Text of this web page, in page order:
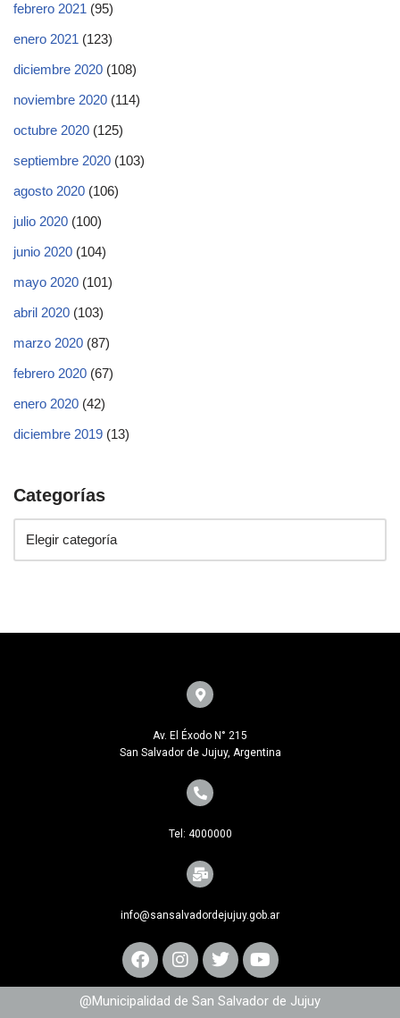
febrero 2021 (95)
enero 2021 (123)
diciembre 2020 (108)
noviembre 2020 (114)
octubre 2020 (125)
septiembre 2020 (103)
agosto 2020 (106)
julio 2020 (100)
junio 2020 (104)
mayo 2020 (101)
abril 2020 (103)
marzo 2020 (87)
febrero 2020 (67)
enero 2020 (42)
diciembre 2019 (13)
Categorías
Av. El Éxodo N° 215
San Salvador de Jujuy, Argentina
Tel: 4000000
info@sansalvadordejujuy.gob.ar
@Municipalidad de San Salvador de Jujuy